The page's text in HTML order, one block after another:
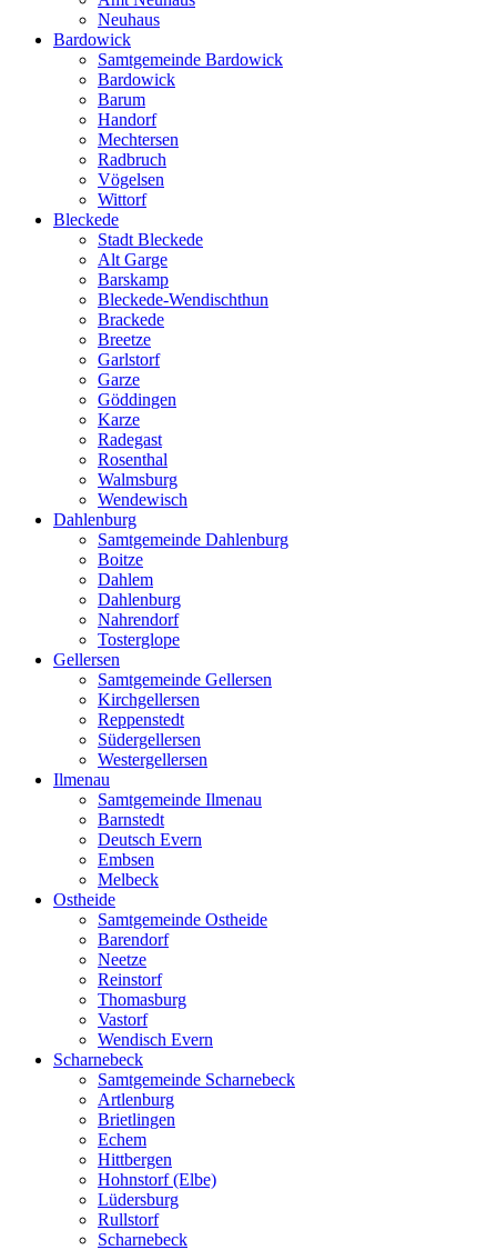
Neuhaus
Bardowick
Samtgemeinde Bardowick
Bardowick
Barum
Handorf
Mechtersen
Radbruch
Vögelsen
Wittorf
Bleckede
Stadt Bleckede
Alt Garge
Barskamp
Bleckede-Wendischthun
Brackede
Breetze
Garlstorf
Garze
Göddingen
Karze
Radegast
Rosenthal
Walmsburg
Wendewisch
Dahlenburg
Samtgemeinde Dahlenburg
Boitze
Dahlem
Dahlenburg
Nahrendorf
Tosterglope
Gellersen
Samtgemeinde Gellersen
Kirchgellersen
Reppenstedt
Südergellersen
Westergellersen
Ilmenau
Samtgemeinde Ilmenau
Barnstedt
Deutsch Evern
Embsen
Melbeck
Ostheide
Samtgemeinde Ostheide
Barendorf
Neetze
Reinstorf
Thomasburg
Vastorf
Wendisch Evern
Scharnebeck
Samtgemeinde Scharnebeck
Artlenburg
Brietlingen
Echem
Hittbergen
Hohnstorf (Elbe)
Lüdersburg
Rullstorf
Scharnebeck